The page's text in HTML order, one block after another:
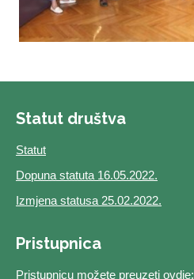
Statut društva
Statut
Dopuna statuta 16.05.2022.
Izmjena statusa 25.02.2022.
Pristupnica
Pristupnicu možete preuzeti ovdje: